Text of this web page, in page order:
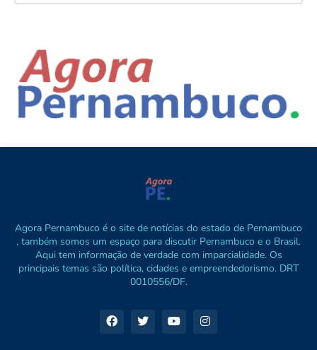
Agora Pernambuco é o site de notícias do estado de Pernambuco
, também somos um espaço para discutir Pernambuco e o Brasil.
Aqui tem informação de verdade com imparcialidade. Os
principais temas são política, cidades e empreendedorismo. DRT
0010556/DF.